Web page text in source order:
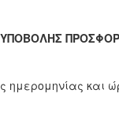
ημερομηνίας και